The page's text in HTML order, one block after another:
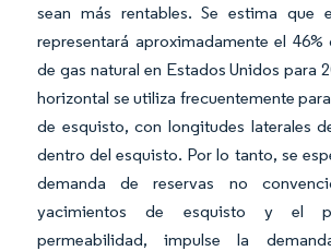
sean más rentables. Se estima que
representará aproximadamente el
de gas natural en Estados Unidos para
horizontal se utiliza frecuentemente
de esquisto, con longitudes laterales
dentro del esquisto. Por lo tanto, se
demanda de reservas no
yacimientos de esquisto y el
permeabilidad, impulse la